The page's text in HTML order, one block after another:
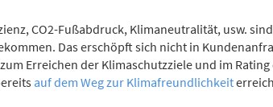
CO2-Fußabdruck, Klimaneutralität, usw.
Das erschöpft sich nicht in
Erreichen der Klimaschutzziele und im
auf dem Weg zur Klimafreundlichkeit